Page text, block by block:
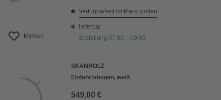
Merken
Verfügbarkeit im Markt prüfen
lieferbar
Zustellung 07.09. - 09.09.
SKANHOLZ
Einfahrtsbogen, weiß
549,00 €